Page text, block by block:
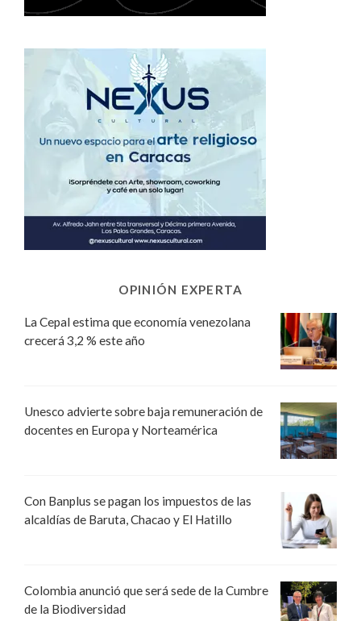
OPINIÓN EXPERTA
La Cepal estima que economía venezolana
crecerá 3,2 % este año
Unesco advierte sobre baja remuneración de
docentes en Europa y Norteamérica
Con Banplus se pagan los impuestos de las
alcaldías de Baruta, Chacao y El Hatillo
Colombia anunció que será sede de la Cumbre
de la Biodiversidad